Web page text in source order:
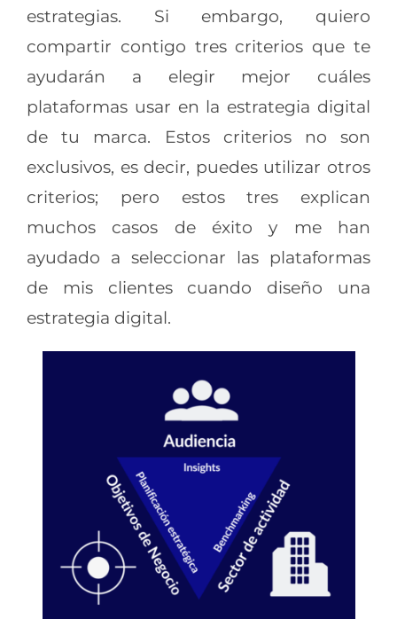
estrategias. Si embargo, quiero
compartir contigo tres criterios que te
ayudarán a elegir mejor cuáles
plataformas usar en la estrategia digital
de tu marca. Estos criterios no son
exclusivos, es decir, puedes utilizar otros
criterios; pero estos tres explican
muchos casos de éxito y me han
ayudado a seleccionar las plataformas
de mis clientes cuando diseño una
estrategia digital.